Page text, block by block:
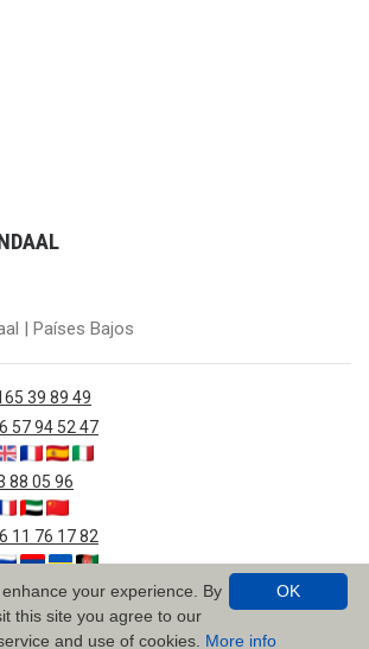
| Países Bajos
39 89 49
57 94 52 47
88 05 96
11 76 17 82
OK
your experience. By
this site you agree to our
and use of cookies. More info